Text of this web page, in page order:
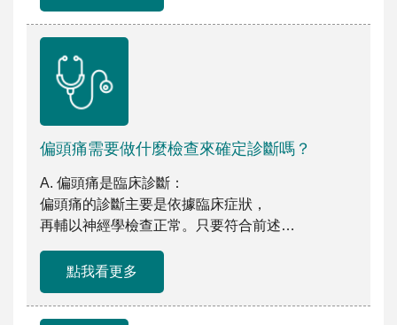
偏頭痛需要做什麼檢查來確定診斷嗎？
A. 偏頭痛是臨床診斷：
偏頭痛的診斷主要是依據臨床症狀，
再輔以神經學檢查正常。只要符合前述
點我看更多